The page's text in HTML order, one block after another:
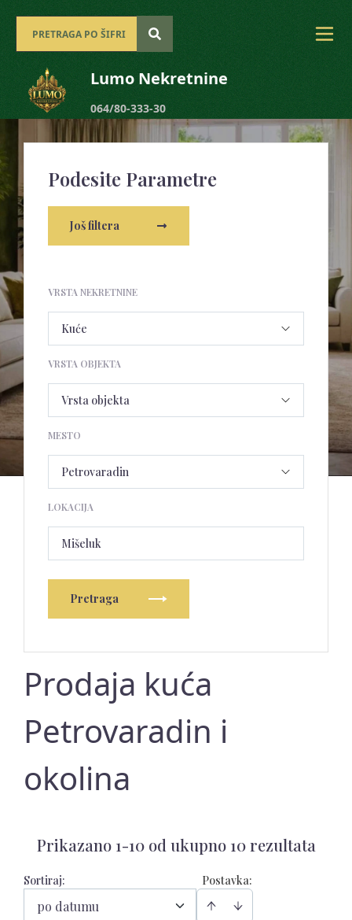
Lumo Nekretnine
064/80-333-30
Podesite Parametre
Još filtera
VRSTA NEKRETNINE
VRSTA OBJEKTA
MESTO
LOKACIJA
Mišeluk
Pretraga
Prodaja kuća
Petrovaradin i
okolina
Prikazano 1-10 od ukupno 10 rezultata
Postavka:
Sortiraj:
po datumu